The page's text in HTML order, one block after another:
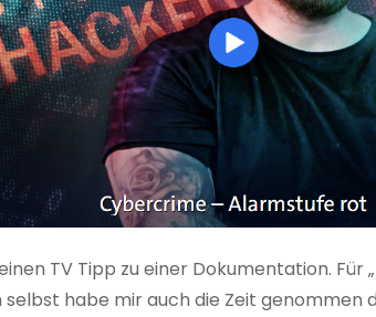
TV Tipp zu einer Dokumentation. Für
selbst habe mir auch die Zeit genommen